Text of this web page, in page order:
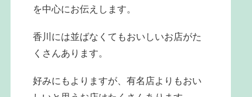
を中心にお伝えします。
香川には並ばなくてもおいしいお店がた
くさんあります。
好みにもよりますが、有名店よりもおい